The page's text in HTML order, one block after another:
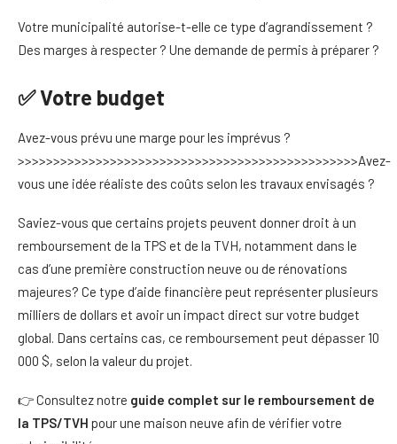
Votre municipalité autorise-t-elle ce type d’agrandissement ?
Des marges à respecter ? Une demande de permis à préparer ?
✅ Votre budget
Avez-vous prévu une marge pour les imprévus ?
>>>>>>>>>>>>>>>>>>>>>>>>>>>>>>>>>>>>>>>>>>>>>>>>Avez-
vous une idée réaliste des coûts selon les travaux envisagés ?
Saviez-vous que certains projets peuvent donner droit à un
remboursement de la TPS et de la TVH, notamment dans le
cas d’une première construction neuve ou de rénovations
majeures? Ce type d’aide financière peut représenter plusieurs
milliers de dollars et avoir un impact direct sur votre budget
global. Dans certains cas, ce remboursement peut dépasser 10
000 $, selon la valeur du projet.
👉 Consultez notre guide complet sur le remboursement de
la TPS/TVH pour une maison neuve afin de vérifier votre